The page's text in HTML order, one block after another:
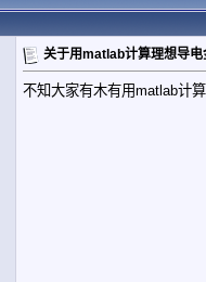
关于用matlab计算理想导
不知大家有木有用matlab计